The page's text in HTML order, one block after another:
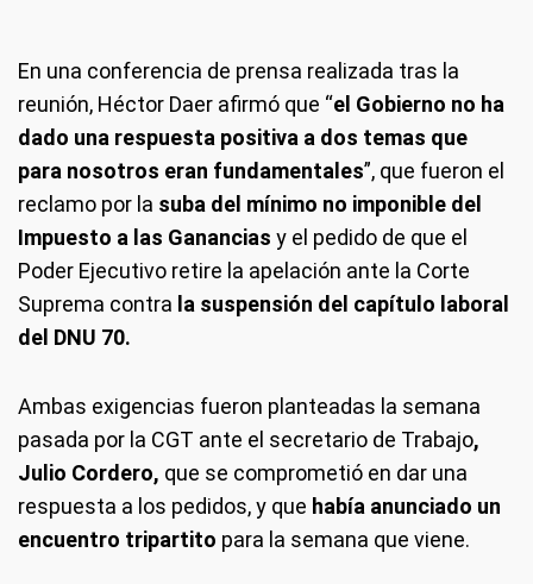
En una conferencia de prensa realizada tras la
reunión, Héctor Daer afirmó que “el Gobierno no ha
dado una respuesta positiva a dos temas que
para nosotros eran fundamentales”, que fueron el
reclamo por la suba del mínimo no imponible del
Impuesto a las Ganancias y el pedido de que el
Poder Ejecutivo retire la apelación ante la Corte
Suprema contra la suspensión del capítulo laboral
del DNU 70.
Ambas exigencias fueron planteadas la semana
pasada por la CGT ante el secretario de Trabajo,
Julio Cordero, que se comprometió en dar una
respuesta a los pedidos, y que había anunciado un
encuentro tripartito para la semana que viene.